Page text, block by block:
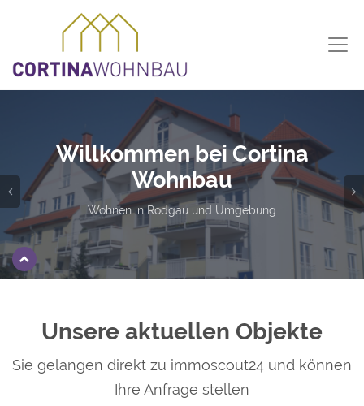
Willkommen bei Cortina
Wohnbau
Wohnen in Rodgau und Umgebung
Unsere aktuellen Objekte
Sie gelangen direkt zu immoscout24 und können
Ihre Anfrage stellen